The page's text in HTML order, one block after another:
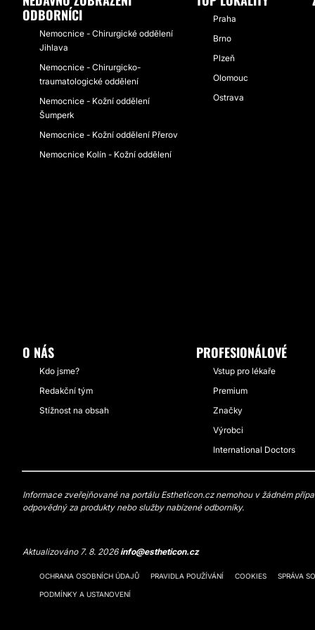
ODBORNÍCI
Nemocnice - Chirurgické oddělení
Jihlava
Nemocnice - Chirurgicko-
traumatologické oddělení
Nemocnice - Kožní oddělení
Šumperk
Nemocnice - Kožní oddělení Přerov
Nemocnice Kolín - Kožní oddělení
Praha
Brno
Plzeň
Olomouc
Ostrava
O NÁS
Kdo jsme?
Redakční tým
Stížnost na obsah
PROFESIONÁLOVÉ
Vstup pro lékaře
Premium
Značky
Výrobci
International Doctors
Informace zveřejňované na portálu Estheticon.cz nemohou v žádném
odpovědný za produkty nebo služby nabízené odborníky.
Aktualizováno 7. 8. 2026info@estheticon.cz
OCHRANA OSOBNÍCH ÚDAJŮ PRAVIDLA POUŽÍVÁNÍ COOKIES SPRÁVA
PODMÍNKY A USTANOVENÍ